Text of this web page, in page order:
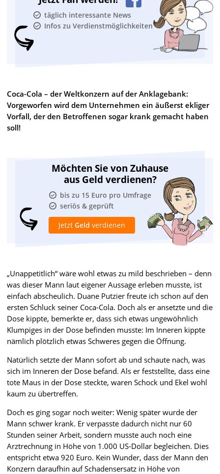
täglich interessante News
Infos zu Verdienstmöglichkeiten
Coca-Cola – der Weltkonzern auf der Anklagebank:
Vorgeworfen wird dem Unternehmen ein äußerst ekliger
Vorfall, der den Betroffenen sogar krank gemacht haben
soll!
Möchten Sie von Zuhause
aus Geld verdienen?
bis zu 15 Euro pro Umfrage
seriös & geprüft
Jetzt Geld verdienen
„Unappetitlich“ wäre wohl etwas zu mild beschrieben – denn
was dieser Mann laut eigener Aussage erleben musste, ist
einfach abscheulich. Duane Putzier freute ich schon auf den
ersten Schluck seiner Coca-Cola. Doch als er ansetzte und die
Dose kippte, bemerkte er, dass sich etwas ungewöhnlich
Klumpiges in der Dose befinden musste: Im Inneren kippte
nämlich plötzlich etwas Schweres gegen die Öffnung.
Natürlich setzte der Mann sofort ab und schaute nach, was
sich im Inneren der Dose befand. Als er feststellte, dass eine
tote Maus in der Dose steckte, waren Schock und Ekel wohl
kaum zu übertreffen.
Doch es ging sogar noch weiter: Wenig später wurde der
Mann schwer krank. Er verpasste dadurch nicht nur 60
Stunden seiner Arbeit, sondern musste auch noch eine
Arztrechnung in Höhe von 1.000 US-Dollar begleichen. Dies
entspricht etwa 920 Euro. Kein Wunder, dass der Mann den
Konzern daraufhin auf Schadensersatz in Höhe von